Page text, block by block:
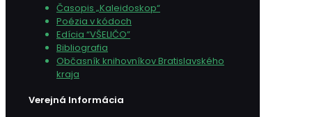
Časopis „Kaleidoskop“
Poézia v kódoch
Edícia “VŠELIČO”
Bibliografia
Občasník knihovníkov Bratislavského
kraja
Verejná Informácia